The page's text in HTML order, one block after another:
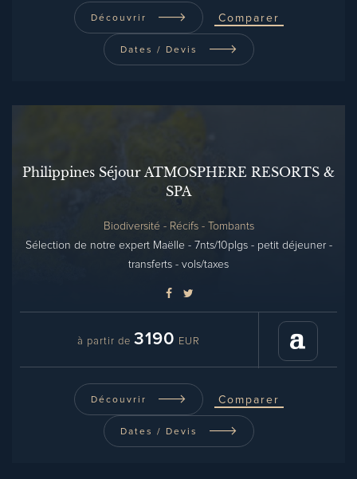
Découvrir Comparer
Dates / Devis
Philippines Séjour ATMOSPHERE RESORTS &
SPA
Biodiversité - Récifs - Tombants
Sélection de notre expert Maëlle - 7nts/10plgs - petit déjeuner -
transferts - vols/taxes
à partir de3190 EUR
Découvrir Comparer
Dates / Devis